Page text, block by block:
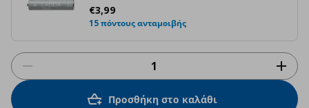
€3,99
Τρέχουσα τιμή
15 πόντους ανταμοιβής
Προσθήκη στο καλάθι